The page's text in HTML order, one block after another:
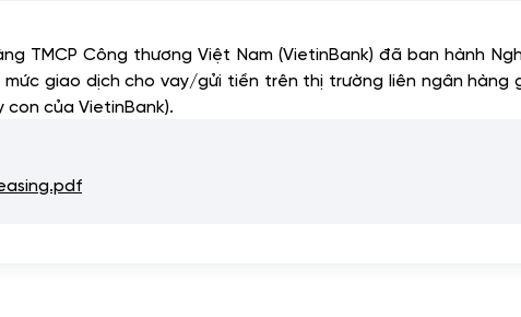
TMCP Công thương Việt Nam (VietinBank) đã ban hành
giao dịch cho vay/gửi tiền trên thị trường liên ngân hàng
con của VietinBank).